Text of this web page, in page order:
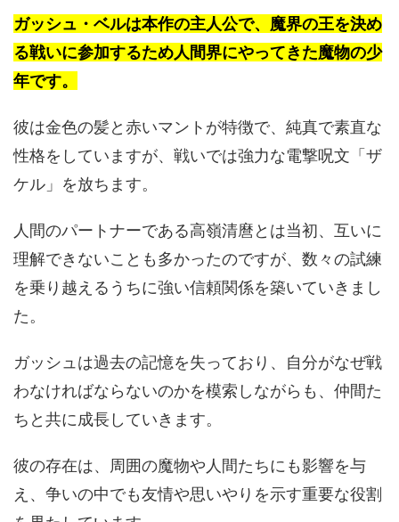
ガッシュ・ベルは本作の主人公で、魔界の王を決め
る戦いに参加するため人間界にやってきた魔物の少
年です。
彼は金色の髪と赤いマントが特徴で、純真で素直な
性格をしていますが、戦いでは強力な電撃呪文「ザ
ケル」を放ちます。
人間のパートナーである高嶺清麿とは当初、互いに
理解できないことも多かったのですが、数々の試練
を乗り越えるうちに強い信頼関係を築いていきまし
た。
ガッシュは過去の記憶を失っており、自分がなぜ戦
わなければならないのかを模索しながらも、仲間た
ちと共に成長していきます。
彼の存在は、周囲の魔物や人間たちにも影響を与
え、争いの中でも友情や思いやりを示す重要な役割